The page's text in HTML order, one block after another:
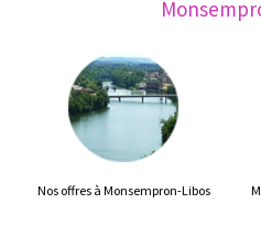
Nos offres à Monsempron-Libos